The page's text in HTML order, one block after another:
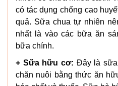
có tác dụng chống cao
quả. Sữa chua tự nhiên
nhất là vào các bữa ăn
bữa chính.
+ Sữa hữu cơ: Đây là
chăn nuôi bằng thức ăn